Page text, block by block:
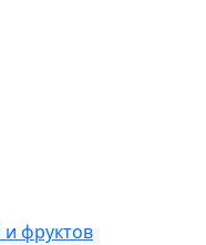
фруктов